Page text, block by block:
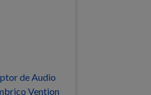
de Audio
Vention